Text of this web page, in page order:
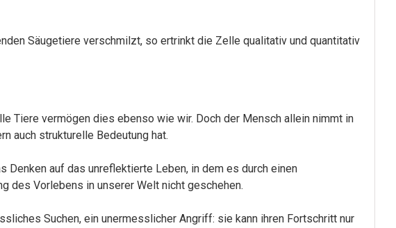
Säugetiere verschmilzt, so ertrinkt die Zelle qualitativ und quantitativ
Tiere vermögen dies ebenso wie wir. Doch der Mensch allein nimmt in
auch strukturelle Bedeutung hat.
Denken auf das unreflektierte Leben, in dem es durch einen
des Vorlebens in unserer Welt nicht geschehen.
Suchen, ein unermesslicher Angriff: sie kann ihren Fortschritt nur